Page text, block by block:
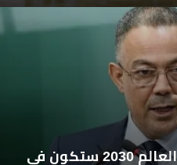
لقجع . مباراة نهاية كأس العالم 2030 ستكون في